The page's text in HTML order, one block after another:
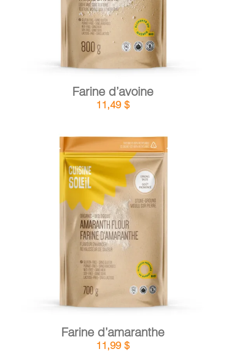
Farine d’avoine
11,49 $
AJOUTER AU PANIER /
Farine d’amaranthe
11,99 $